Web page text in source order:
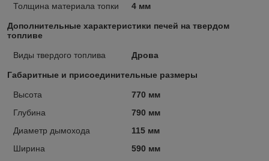
Толщина материала топки
4 мм
Дополнительные характеристики печей на твердом
топливе
Виды твердого топлива Дрова
Габаритные и присоединительные размеры
Высота
770 мм
Глубина
790 мм
Диаметр дымохода
115 мм
Ширина
590 мм